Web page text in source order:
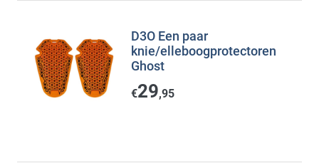
D3O Een paar
knie/elleboogprotectoren
Ghost
€29,95